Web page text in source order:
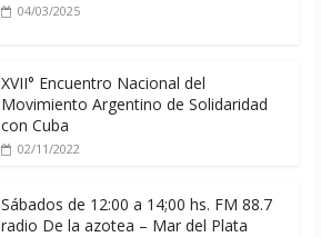
04/03/2025
XVII° Encuentro Nacional del
Movimiento Argentino de Solidaridad
con Cuba
02/11/2022
Sábados de 12:00 a 14;00 hs. FM 88.7
radio De la azotea – Mar del Plata